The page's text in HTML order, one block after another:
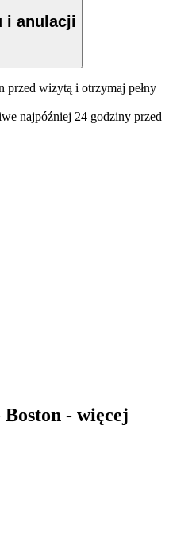
i anulacji
przed wizytą i otrzymaj pełny
najpóźniej 24 godziny przed
- więcej